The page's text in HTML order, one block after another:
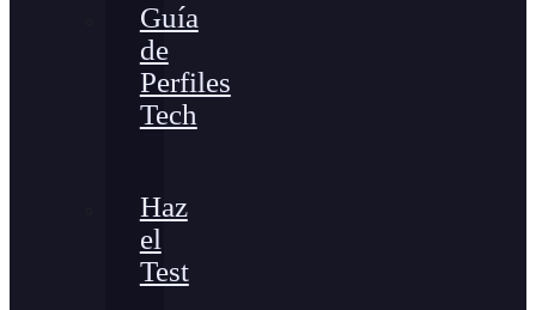
Guía
de
Perfiles
Tech
Haz
el
Test